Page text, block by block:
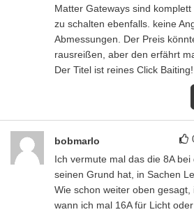
Matter Gateways sind
zu schalten ebenfalls. keine
Abmessungen. Der Preis
rausreißen, aber den erfährt
Der Titel ist reines Click Baiting!
bobmarlo
Ich vermute mal das die 8A
seinen Grund hat, in Sachen
Wie schon weiter oben
wann ich mal 16A für Licht